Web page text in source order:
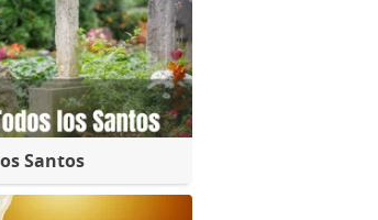
Santos